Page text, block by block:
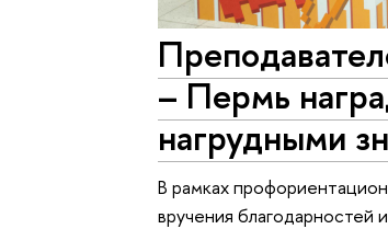
– Пермь
нагрудными
В рамках
вручения благодарностей